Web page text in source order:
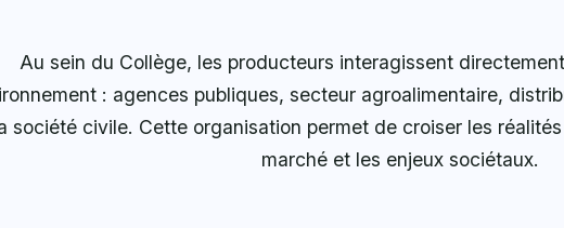
Au sein du Collège, les producteurs interagissent
: agences publiques, secteur agroalimentaire,
société civile. Cette organisation permet de croiser les
marché et les enjeux sociétaux.